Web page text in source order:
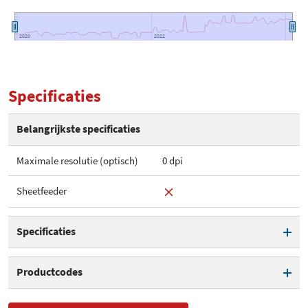
2020
2020 2022
2022
Specificaties
Belangrijkste specificaties
Maximale resolutie (optisch) 0 dpi
Sheetfeeder
Specificaties
Sheetfeeder
Productcodes
SKU 03101, 3101